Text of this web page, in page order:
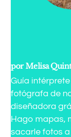
por Melisa
Guía
fotógrafa de
diseñadora
Hago mapas,
sacarle fotos